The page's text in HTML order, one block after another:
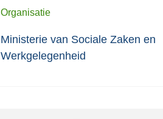
Organisatie
Ministerie van Sociale Zaken en
Werkgelegenheid